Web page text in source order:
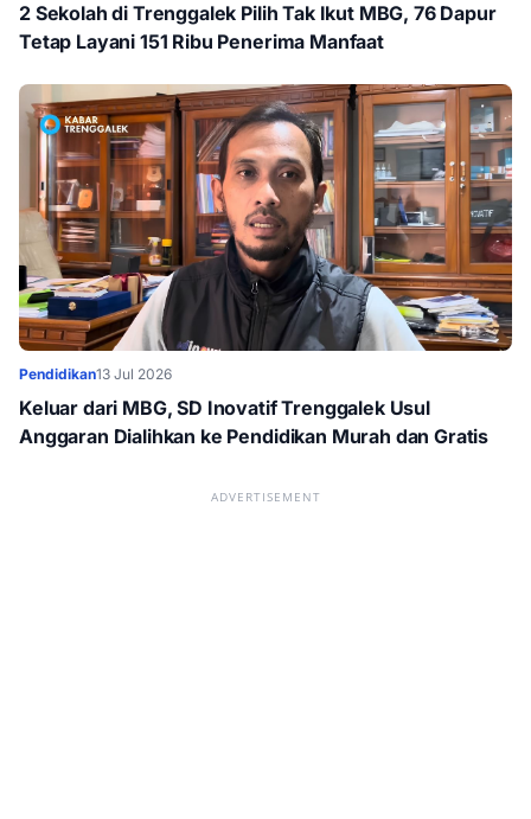
2 Sekolah di Trenggalek Pilih Tak Ikut MBG, 76 Dapur
Tetap Layani 151 Ribu Penerima Manfaat
Pendidikan13 Jul 2026
Keluar dari MBG, SD Inovatif Trenggalek Usul
Anggaran Dialihkan ke Pendidikan Murah dan Gratis
ADVERTISEMENT